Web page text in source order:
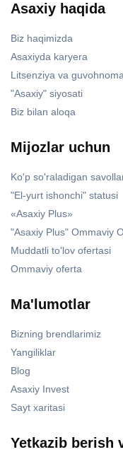
Asaxiy haqida
Biz haqimizda
Asaxiyda karyera
Litsenziya va
"Asaxiy" siyosati
Biz bilan aloqa
Mijozlar uchun
Ko'p so'raladigan
"El-yurt ishonchi" statusi
«Asaxiy Plus»
"Asaxiy Plus" Ommaviy
Muddatli to'lov ofertasi
Ommaviy oferta
Ma'lumotlar
Bizning brendlarimiz
Yangiliklar
Blog
Asaxiy Invest
Sayt xaritasi
Yetkazib berish